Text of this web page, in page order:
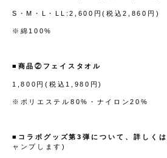
S・M・L・LL:2,600円(税込2,860円)
※綿100%
■商品②フェイスタオル
1,800円(税込1,980円)
※ポリエステル80%・ナイロン20%
■コラボグッズ第3弾について、詳しくは
ャンプします)